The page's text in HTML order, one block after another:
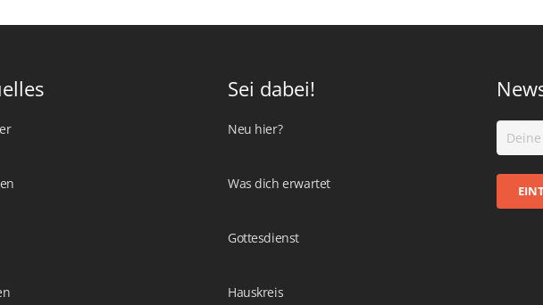
Sei dabei!
Neu hier?
Was dich erwartet
Gottesdienst
Hauskreis